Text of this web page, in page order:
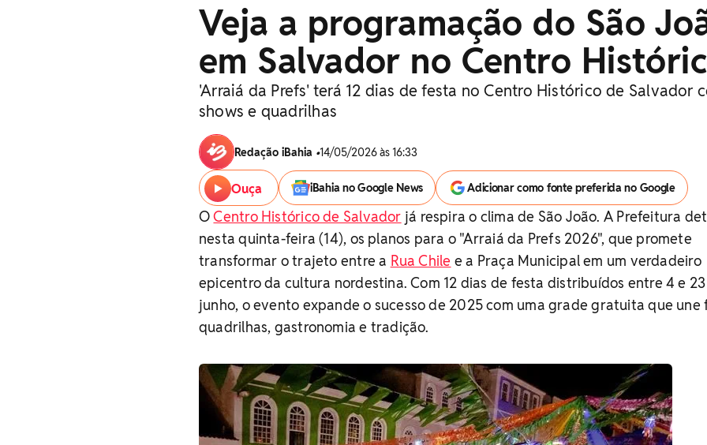
Veja a programação do São
em Salvador no Centro
'Arraiá da Prefs' terá 12 dias de festa no Centro Histórico de Salvador
shows e quadrilhas
Redação iBahia •14/05/2026 às 16:33
Ouça iBahia no Google News Adicionar como fonte preferida no Google
OCentro Histórico de Salvador já respira o clima de São João. A Prefeitura
nesta quinta-feira (14), os planos para o "Arraiá da Prefs 2026", que promete
transformar o trajeto entre a Rua Chile e a Praça Municipal em um verdadeiro
epicentro da cultura nordestina. Com 12 dias de festa distribuídos entre 4 e
junho, o evento expande o sucesso de 2025 com uma grade gratuita que une
quadrilhas, gastronomia e tradição.